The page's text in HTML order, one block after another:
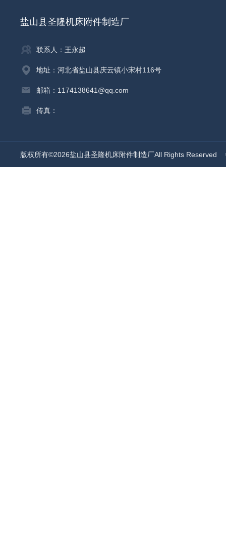
盐山县圣隆机床附件制造厂
联系人：王永超
地址：河北省盐山县庆云镇小宋村116号
邮箱：1174138641@qq.com
传真：
版权所有©2026盐山县圣隆机床附件制造厂All Rights Reserved